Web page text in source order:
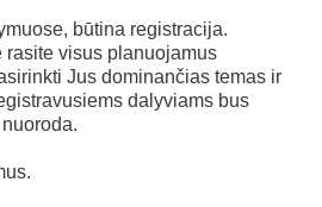
būtina registracija.
rasite visus planuojamus
Jus dominančias temas ir
dalyviams bus